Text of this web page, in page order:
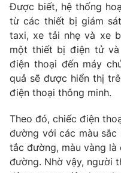
Hậu trường
Nhân vật
Khán giả
Giải sao mai
Điện ảnh
Âm nhạc
Sao
Đời sống
Du lịch
Làm đẹp
Giáo dục
Tuyển sinh
Học trực tuyến
Công nghệ
Hitech Công nghệ
Sản phẩm
Giao lưu trực tuyến
Được biết, hệ thống
từ các thiết bị giám
taxi, xe tải nhẹ và xe
một thiết bị điện tử
điện thoại đến máy
quả sẽ được hiển thị
điện thoại thông minh.
Theo đó, chiếc điện
đường với các màu sắc
tắc đường, màu vàng là
đường. Nhờ vậy, người